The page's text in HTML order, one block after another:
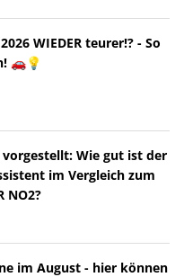
WIEDER teurer!? - So
🚗💡
Wie gut ist der
im Vergleich zum
NO2?
im August - hier können